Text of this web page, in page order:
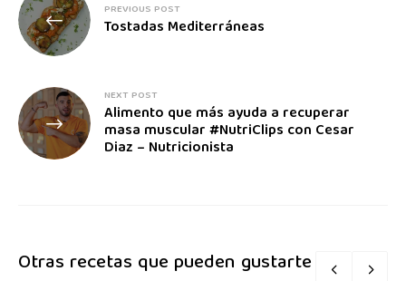
PREVIOUS POST
Tostadas Mediterráneas
NEXT POST
Alimento que más ayuda a recuperar
masa muscular #NutriClips con Cesar
Diaz – Nutricionista
Otras recetas que pueden gustarte